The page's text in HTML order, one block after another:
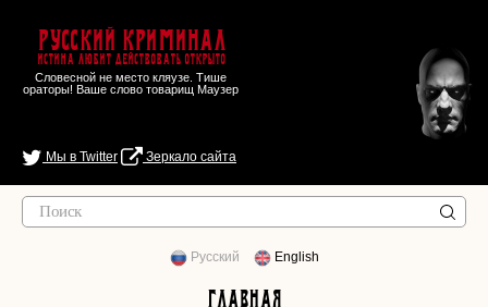
Русский Криминал
Истина любит действовать открыто
Словесной не место кляузе. Тише
ораторы! Ваше слово товарищ Маузер
Мы в Twitter Зеркало сайта
Русский English
Главная